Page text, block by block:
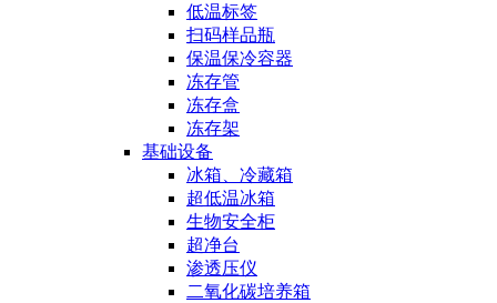
低温标签
扫码样品瓶
保温保冷容器
冻存管
冻存盒
冻存架
基础设备
冰箱、冷藏箱
超低温冰箱
生物安全柜
超净台
渗透压仪
二氧化碳培养箱